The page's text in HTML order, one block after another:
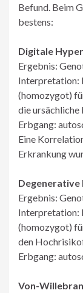
Befund. Beim
bestens:
Digitale
Ergebnis:
Interpretation:
(homozygot)
die
Erbgang:
Eine
Erkrankung
Degenerative
Ergebnis:
Interpretation:
(homozygot)
den
Erbgang:
Von-